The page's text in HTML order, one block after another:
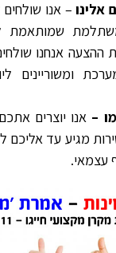
אלינו– אנו שולחים
שמותאמת
אנחנו
ומשוריינים
– אנו יוצרים
מגיע עד אליכם
עצמאי.